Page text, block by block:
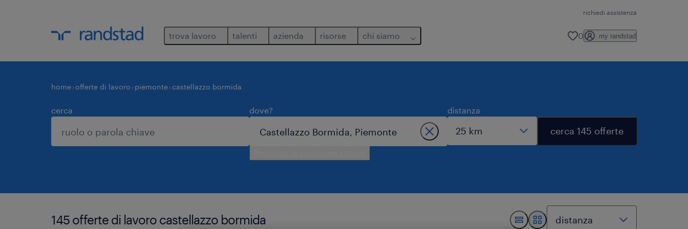
richiedi assistenza
trova lavoro talenti azienda risorse chi siamo 0 my randstad
home offerte di lavoro piemonte castellazzo bormida
cerca dove? distanza
cerca 145 offerte
145 offerte di lavoro castellazzo bormida